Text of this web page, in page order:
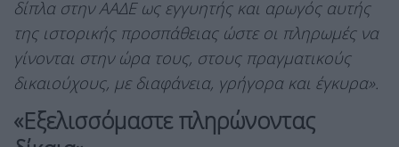
δίπλα στην ΑΑΔΕ ως εγγυητής και αρωγός αυτής
της ιστορικής προσπάθειας ώστε οι πληρωμές να
γίνονται στην ώρα τους, στους πραγματικούς
δικαιούχους, με διαφάνεια, γρήγορα και έγκυρα».
«Εξελισσόμαστε πληρώνοντας